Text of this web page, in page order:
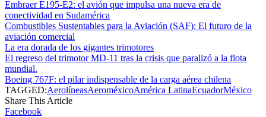
Embraer E195-E2: el avión que impulsa una nueva era de
conectividad en Sudamérica
Combustibles Sustentables para la Aviación (SAF): El futuro de la
aviación comercial
La era dorada de los gigantes trimotores
El regreso del trimotor MD-11 tras la crisis que paralizó a la flota
mundial.
Boeing 767F: el pilar indispensable de la carga aérea chilena
TAGGED:AerolíneasAeroméxicoAmérica LatinaEcuadorMéxico
Share This Article
Facebook